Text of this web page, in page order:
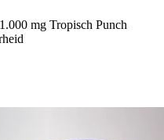
mg Tropisch Punch